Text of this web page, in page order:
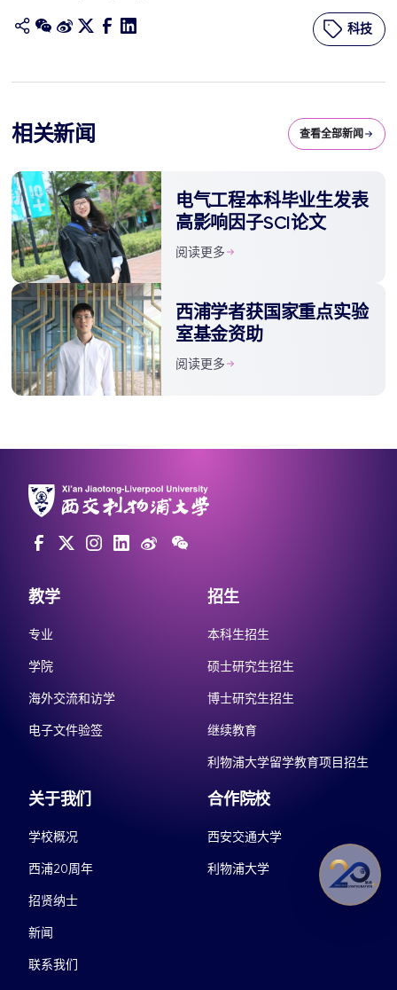
科技
相关新闻 查看全部新闻
电气工程本科毕业生发表
高影响因子SCI论文
阅读更多
西浦学者获国家重点实验
室基金资助
阅读更多
教学
专业
学院
海外交流和访学
电子文件验签
招生
本科生招生
硕士研究生招生
博士研究生招生
继续教育
利物浦大学留学教育项目招生
关于我们
学校概况
西浦20周年
招贤纳士
新闻
联系我们
合作院校
西安交通大学
利物浦大学